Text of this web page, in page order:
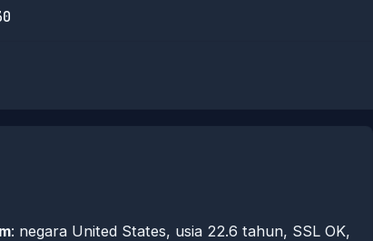
: negara United States, usia 22.6 tahun, SSL OK,